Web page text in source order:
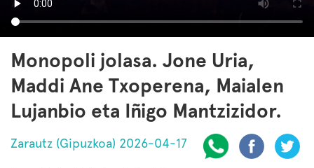
Monopoli jolasa. Jone Uria,
Maddi Ane Txoperena, Maialen
Lujanbio eta Iñigo Mantzizidor.
Zarautz (Gipuzkoa) 2026-04-17